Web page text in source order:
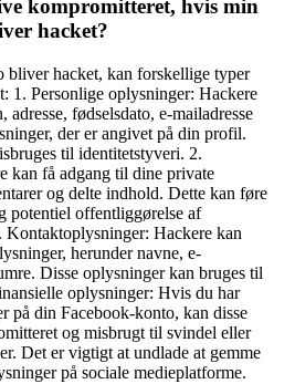
kompromitteret, hvis min
hacket?
bliver hacket, kan forskellige typer
1. Personlige oplysninger: Hackere
fødselsdato, e-mailadresse
der er angivet på din profil.
til identitetstyveri. 2.
kan få adgang til dine private
og delte indhold. Dette kan føre
potentiel offentliggørelse af
Kontaktoplysninger: Hackere kan
herunder navne, e-
Disse oplysninger kan bruges til
oplysninger: Hvis du har
på din Facebook-konto, kan disse
og misbrugt til svindel eller
Det er vigtigt at undlade at gemme
på sociale medieplatforme.